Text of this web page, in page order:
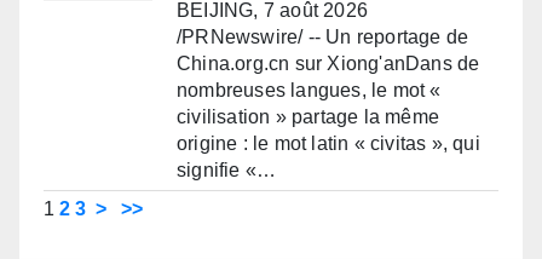
BEIJING, 7 août 2026
/PRNewswire/ -- Un reportage de
China.org.cn sur Xiong'anDans de
nombreuses langues, le mot «
civilisation » partage la même
origine : le mot latin « civitas », qui
signifie «…
1 2 3 > >>